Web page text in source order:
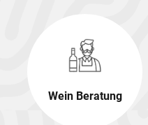
Wein Beratung